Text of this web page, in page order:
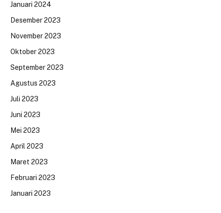
Januari 2024
Desember 2023
November 2023
Oktober 2023
September 2023
Agustus 2023
Juli 2023
Juni 2023
Mei 2023
April 2023
Maret 2023
Februari 2023
Januari 2023